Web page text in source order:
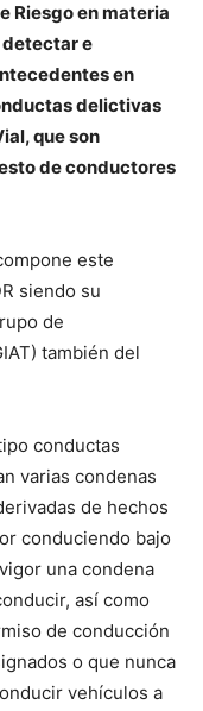
Riesgo en materia
detectar e
en
delictivas
que son
de conductores
este
siendo su
de
también del
conductas
varias condenas
de hechos
conduciendo bajo
una condena
así como
de conducción
o que nunca
vehículos a